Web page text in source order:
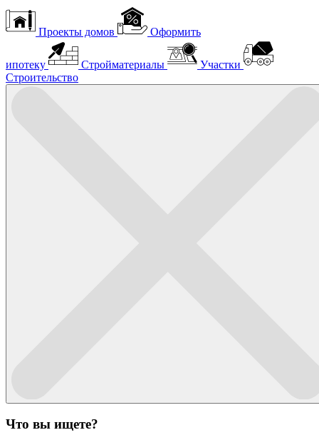
Проекты домов Оформить
ипотеку Стройматериалы
Участки
Строительство
Что вы ищете?